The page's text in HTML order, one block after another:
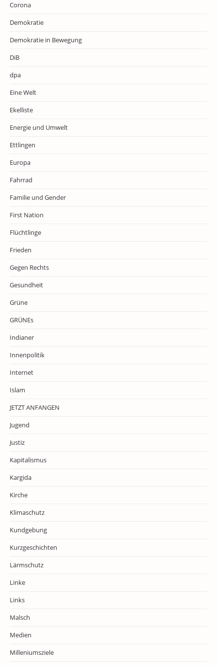
Corona
Demokratie
Demokratie in Bewegung
DiB
dpa
Eine Welt
Ekelliste
Energie und Umwelt
Ettlingen
Europa
Fahrrad
Familie und Gender
First Nation
Flüchtlinge
Frieden
Gegen Rechts
Gesundheit
Grüne
GRÜNEs
Indianer
Innenpolitik
Internet
Islam
JETZT ANFANGEN
Jugend
Justiz
Kapitalismus
Kargida
Kirche
Klimaschutz
Kundgebung
Kurzgeschichten
Lärmschutz
Linke
Links
Malsch
Medien
Milleniumsziele